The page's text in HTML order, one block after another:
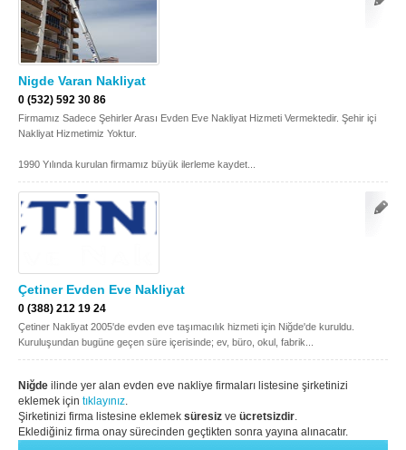
NAKLİYECİ İLANLARI
Nigde Varan Nakliyat
0 (532) 592 30 86
Firmamız Sadece Şehirler Arası Evden Eve Nakliyat Hizmeti Vermektedir. Şehir içi
Nakliyat Hizmetimiz Yoktur.
1990 Yılında kurulan firmamız büyük ilerleme kaydet...
Çetiner Evden Eve Nakliyat
0 (388) 212 19 24
Çetiner Nakliyat 2005'de evden eve taşımacılık hizmeti için Niğde'de kuruldu.
Kuruluşundan bugüne geçen süre içerisinde; ev, büro, okul, fabrik...
Niğde ilinde yer alan evden eve nakliye firmaları listesine şirketinizi
eklemek için tıklayınız.
Şirketinizi firma listesine eklemek süresiz ve ücretsizdir.
Eklediğiniz firma onay sürecinden geçtikten sonra yayına alınacatır.